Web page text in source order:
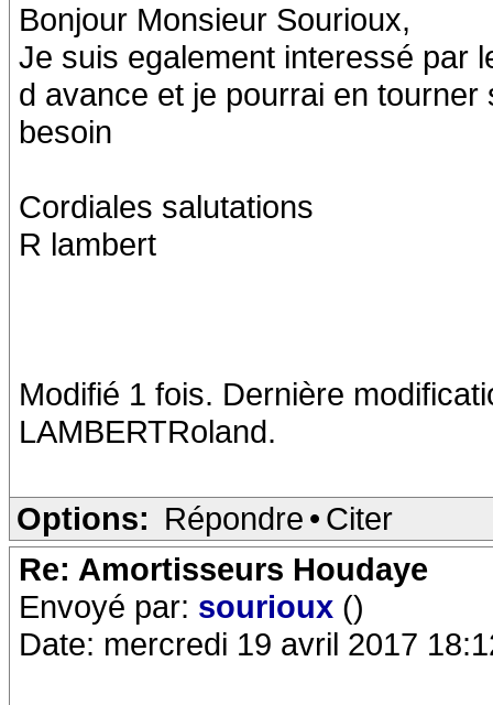
Bonjour Monsieur Sourioux,
Je suis egalement interessé par
d avance et je pourrai en
besoin
Cordiales salutations
R lambert
Modifié 1 fois. Dernière
LAMBERTRoland.
Options: Répondre • Citer
Re: Amortisseurs Houdaye
Envoyé par: sourioux ()
Date: mercredi 19 avril 2017